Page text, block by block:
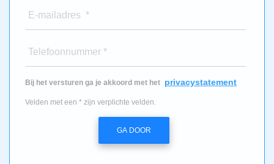
E-mailadres *
Telefoonnummer *
Bij het versturen ga je akkoord met het privacystatement
Velden met een * zijn verplichte velden.
GA DOOR